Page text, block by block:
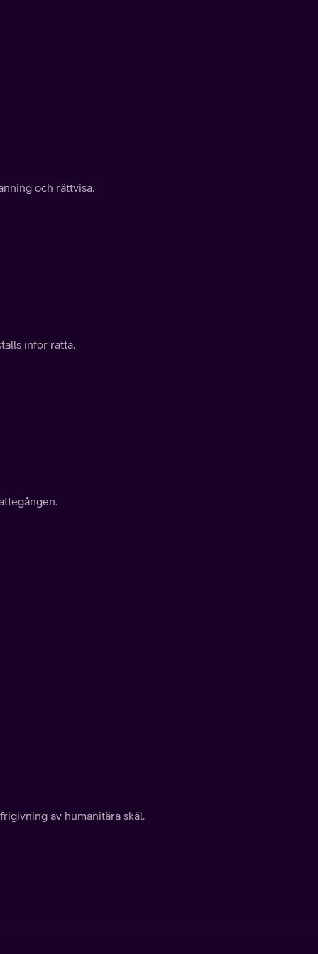
och rättvisa.
inför rätta.
av humanitära skäl.